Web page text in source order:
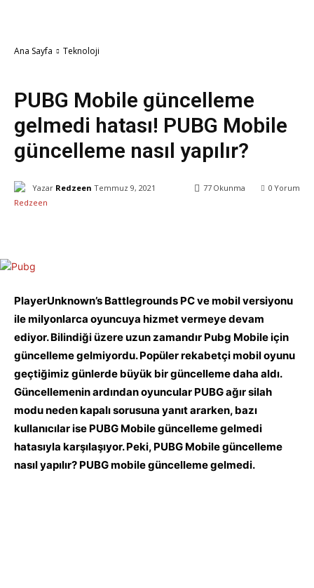
Ana Sayfa Teknoloji
PUBG Mobile güncelleme
gelmedi hatası! PUBG Mobile
güncelleme nasıl yapılır?
Yazar Redzeen Temmuz 9, 2021 0 Yorum
77 Okunma
PlayerUnknown’s Battlegrounds PC ve mobil versiyonu
ile milyonlarca oyuncuya hizmet vermeye devam
ediyor. Bilindiği üzere uzun zamandır Pubg Mobile için
güncelleme gelmiyordu. Popüler rekabetçi mobil oyunu
geçtiğimiz günlerde büyük bir güncelleme daha aldı.
Güncellemenin ardından oyuncular PUBG ağır silah
modu neden kapalı sorusuna yanıt ararken, bazı
kullanıcılar ise PUBG Mobile güncelleme gelmedi
hatasıyla karşılaşıyor. Peki, PUBG Mobile güncelleme
nasıl yapılır? PUBG mobile güncelleme gelmedi.